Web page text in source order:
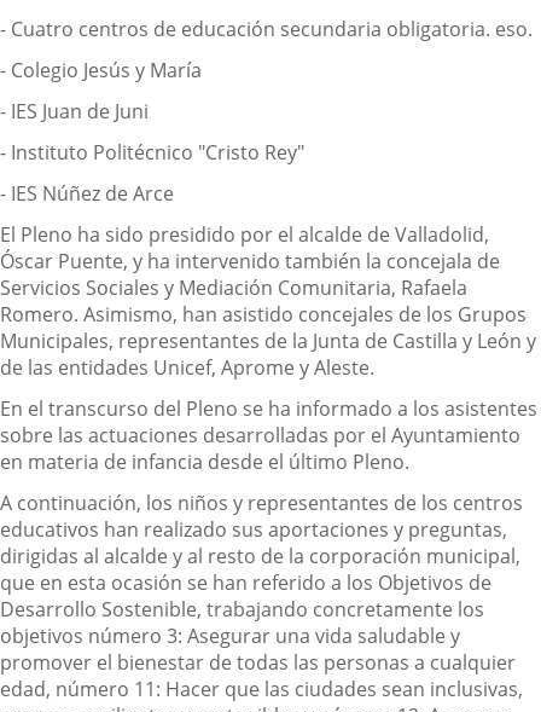
- Cuatro centros de educación secundaria obligatoria. eso.
- Colegio Jesús y María
- IES Juan de Juni
- Instituto Politécnico "Cristo Rey"
- IES Núñez de Arce
El Pleno ha sido presidido por el alcalde de Valladolid,
Óscar Puente, y ha intervenido también la concejala de
Servicios Sociales y Mediación Comunitaria, Rafaela
Romero. Asimismo, han asistido concejales de los Grupos
Municipales, representantes de la Junta de Castilla y León y
de las entidades Unicef, Aprome y Aleste.
En el transcurso del Pleno se ha informado a los asistentes
sobre las actuaciones desarrolladas por el Ayuntamiento
en materia de infancia desde el último Pleno.
A continuación, los niños y representantes de los centros
educativos han realizado sus aportaciones y preguntas,
dirigidas al alcalde y al resto de la corporación municipal,
que en esta ocasión se han referido a los Objetivos de
Desarrollo Sostenible, trabajando concretamente los
objetivos número 3: Asegurar una vida saludable y
promover el bienestar de todas las personas a cualquier
edad, número 11: Hacer que las ciudades sean inclusivas,